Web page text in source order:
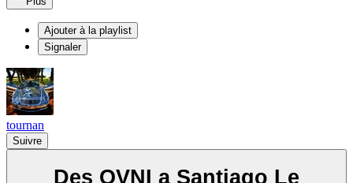
Ajouter à la playlist
Signaler
tournan
Suivre
Des OVNI a Santiago Le